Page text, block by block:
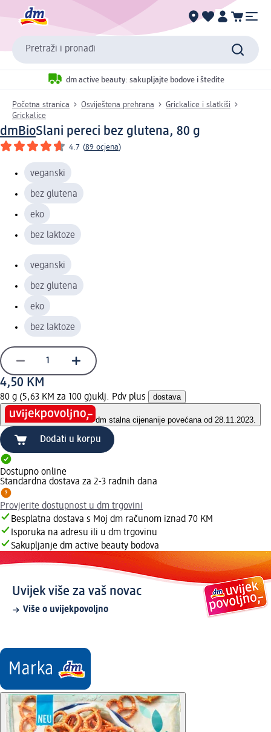
Pretraži i pronađi
dm active beauty: sakupljajte bodove i štedite
Početna stranica Osviještena prehrana
Grickalice i slatkiši
Grickalice
dmBioSlani pereci bez glutena, 80 g
4.7 (89 ocjena)
veganski
bez glutena
eko
bez laktoze
veganski
bez glutena
eko
bez laktoze
4,50 KM
80 g (5,63 KM za 100 g)uklj. Pdv plus dostava
dm stalna cijenanije povećana od 28.11.2023.
Dodati u korpu
Dostupno online
Standardna dostava za 2-3 radnih dana
Provjerite dostupnost u dm trgovini
Besplatna dostava s Moj dm računom iznad 70 KM
Isporuka na adresu ili u dm trgovinu
Sakupljanje dm active beauty bodova
Uvijek više za vaš novac
Više o uvijekpovoljno